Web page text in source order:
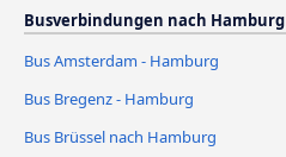
Busverbindungen nach Hamburg
Bus Amsterdam - Hamburg
Bus Bregenz - Hamburg
Bus Brüssel nach Hamburg